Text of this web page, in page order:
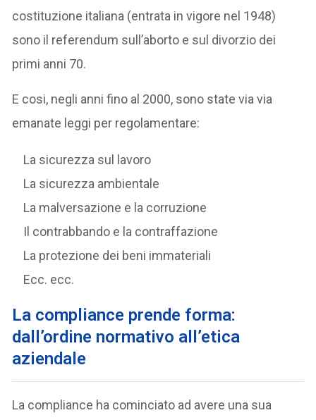
costituzione italiana (entrata in vigore nel 1948)
sono il referendum sull’aborto e sul divorzio dei
primi anni 70.
E cosi, negli anni fino al 2000, sono state via via
emanate leggi per regolamentare:
La sicurezza sul lavoro
La sicurezza ambientale
La malversazione e la corruzione
Il contrabbando e la contraffazione
La protezione dei beni immateriali
Ecc. ecc.
La compliance prende forma:
dall’ordine normativo all’etica
aziendale
La compliance ha cominciato ad avere una sua